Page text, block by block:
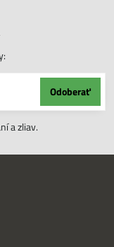
Odoberať
a zliav.